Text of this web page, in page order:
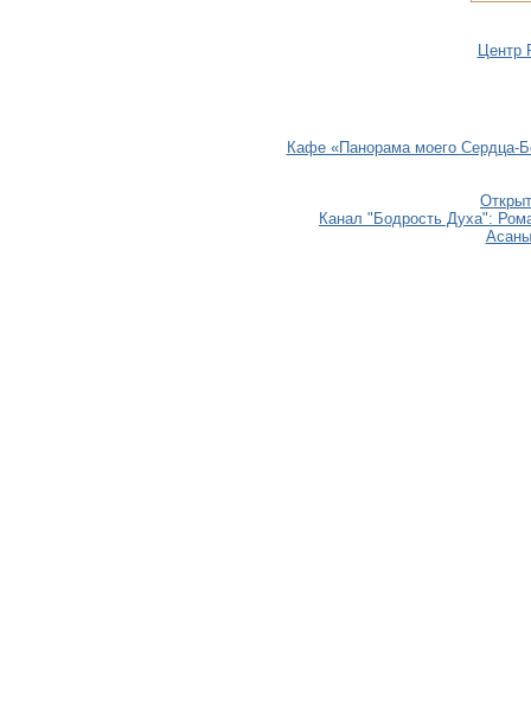
Центр
Кафе «Панорама моего Сердца-
Канал "Бодрость Духа":